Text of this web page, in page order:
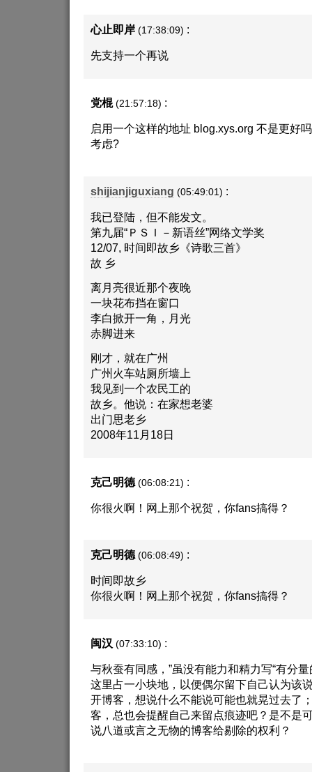
心止即岸 (17:38:09) :
先支持一个再说
党棍 (21:57:18) :
启用一个这样的地址 blog.xys.org 不是更好
考虑?
shijianjiguxiang (05:49:01) :
我已登陆，但不能发文。
第九届“ＰＳＩ－新语丝”网络文学奖
12/07, 时间即故乡《诗歌三首》
故 乡
离月亮很近那个夜晚
一块花布挡在窗口
李白掀开一角，月光
赤脚进来
刚才，就在广州
广州火车站厕所墙上
我见到一个农民工的
故乡。他说：在家想老婆
出门思老乡
2008年11月18日
克己明德 (06:08:21) :
你很火啊！网上那个祝贺，你fans搞得？
克己明德 (06:08:49) :
时间即故乡
你很火啊！网上那个祝贺，你fans搞得？
闽汉 (07:33:10) :
与秋蚕有同感，”虽没有能力和精力写“有分
这里占一小块地，以便偶尔留下自己认为该
开博客，想说什么不能说可能也就晃过去了
客，总也会提醒自己来留点痕迹吧？是不是
说八道或言之无物的博客给剔除的权利？